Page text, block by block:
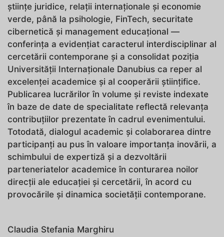
științe juridice, relații internaționale și economie
verde, până la psihologie, FinTech, securitate
cibernetică și management educațional —
conferința a evidențiat caracterul interdisciplinar al
cercetării contemporane și a consolidat poziția
Universității Internaționale Danubius ca reper al
excelenței academice și al cooperării științifice.
Publicarea lucrărilor în volume și reviste indexate
în baze de date de specialitate reflectă relevanța
contribuțiilor prezentate în cadrul evenimentului.
Totodată, dialogul academic și colaborarea dintre
participanți au pus în valoare importanța inovării, a
schimbului de expertiză și a dezvoltării
parteneriatelor academice în conturarea noilor
direcții ale educației și cercetării, în acord cu
provocările și dinamica societății contemporane.
Claudia Stefania Marghiru